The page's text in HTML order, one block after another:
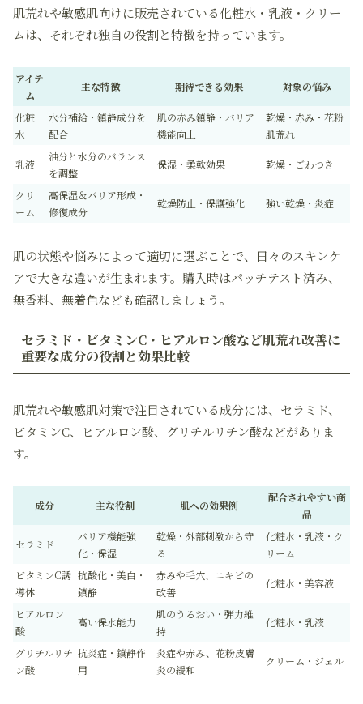
肌荒れや敏感肌向けに販売されている化粧水・乳液・クリー
ムは、それぞれ独自の役割と特徴を持っています。
アイテ
ム
主な特徴 期待できる効果 対象の悩み
化粧
水
水分補給・鎮静成分を
配合
肌の赤み鎮静・バリア
機能向上
乾燥・赤み・花粉
肌荒れ
乳液
油分と水分のバランス
を調整
保湿・柔軟効果 乾燥・ごわつき
クリ
ーム
高保湿＆バリア形成・
修復成分
乾燥防止・保護強化 強い乾燥・炎症
肌の状態や悩みによって適切に選ぶことで、日々のスキンケ
アで大きな違いが生まれます。購入時はパッチテスト済み、
無香料、無着色なども確認しましょう。
セラミド・ビタミンC・ヒアルロン酸など肌荒れ改善に
重要な成分の役割と効果比較
肌荒れや敏感肌対策で注目されている成分には、セラミド、
ビタミンC、ヒアルロン酸、グリチルリチン酸などがありま
す。
成分 主な役割 肌への効果例
配合されやすい商
品
セラミド
バリア機能強
化・保湿
乾燥・外部刺激から守
る
化粧水・乳液・ク
リーム
ビタミンC誘
導体
抗酸化・美白・
鎮静
赤みや毛穴、ニキビの
改善
化粧水・美容液
ヒアルロン
酸
高い保水能力
肌のうるおい・弾力維
持
化粧水・乳液
グリチルリチ
ン酸
抗炎症・鎮静作
用
炎症や赤み、花粉皮膚
炎の緩和
クリーム・ジェル